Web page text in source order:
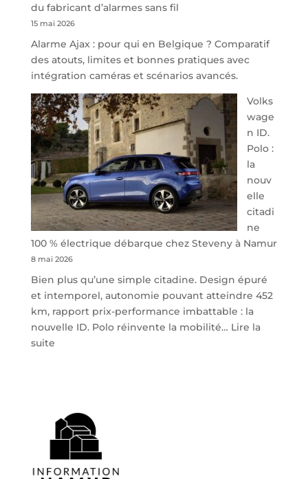
de
parking
sécurisé
à
l’aéroport
de
Charleroi
du fabricant d’alarmes sans fil
15 mai 2026
Alarme Ajax : pour qui en Belgique ? Comparatif
des atouts, limites et bonnes pratiques avec
intégration caméras et scénarios avancés.
Volks
wage
n ID.
Polo :
la
nouv
elle
citadi
ne
100 % électrique débarque chez Steveny à Namur
8 mai 2026
Bien plus qu’une simple citadine. Design épuré
et intemporel, autonomie pouvant atteindre 452
km, rapport prix-performance imbattable : la
nouvelle ID. Polo réinvente la mobilité… Lire la
suite:
la
nouvelle
citadine
100